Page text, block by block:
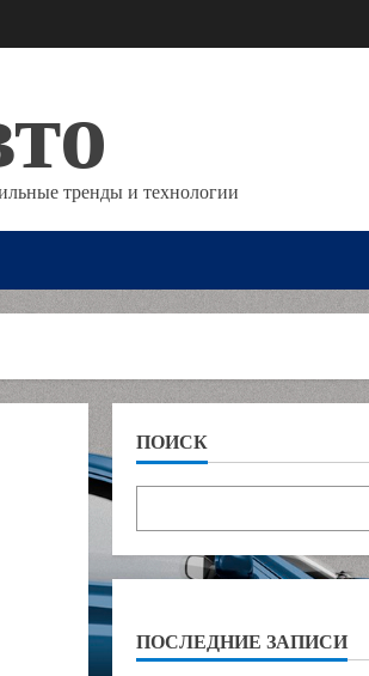
тренды и технологии
ПОИСК
ПОСЛЕДНИЕ ЗАПИСИ